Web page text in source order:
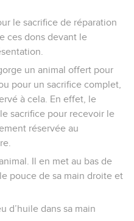
le sacrifice de réparation
ces dons devant le
un animal offert pour
pour un sacrifice complet,
à cela. En effet, le
sacrifice pour recevoir le
réservée au
Il en met au bas de
pouce de sa main droite et
d’huile dans sa main